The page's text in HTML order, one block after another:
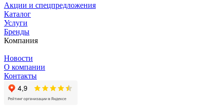
Акции и спецпредложения
Каталог
Услуги
Бренды
Компания
Новости
О компании
Контакты